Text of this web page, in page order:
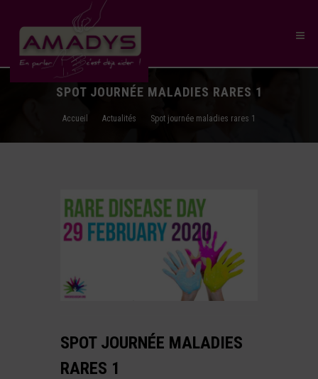
SPOT JOURNÉE MALADIES RARES 1
Accueil Actualités Spot journée maladies rares 1
SPOT JOURNÉE MALADIES
RARES 1